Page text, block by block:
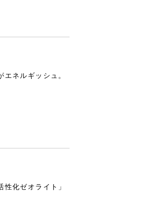
ネルギッシュ。
化ゼオライト」